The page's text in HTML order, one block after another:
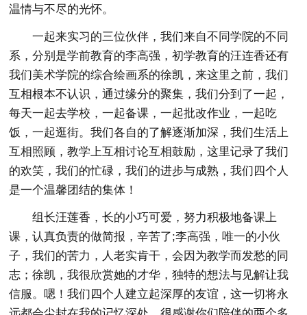
温情与不尽的光怀。
一起来实习的三位伙伴，我们来自不同学院的不同
系，分别是学前教育的李高强，初学教育的汪连香还有
我们美术学院的综合绘画系的徐凯，来这里之前，我们
互相根本不认识，通过缘分的聚集，我们分到了一起，
每天一起去学校，一起备课，一起批改作业，一起吃
饭，一起逛街。我们各自的了解逐渐加深，我们生活上
互相照顾，教学上互相讨论互相鼓励，这里记录了我们
的欢笑，我们的忙碌，我们的进步与成熟，我们四个人
是一个温馨团结的集体！
组长汪莲香，长的小巧可爱，努力积极地备课上
课，认真负责的做简报，辛苦了;李高强，唯一的小伙
子，我们的苦力，人老实肯干，会因为教学而发愁的同
志；徐凯，我很欣赏她的才华，独特的想法与见解让我
信服。嗯！我们四个人建立起深厚的友谊，这一切将永